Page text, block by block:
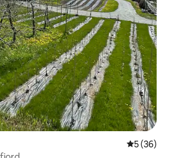
Vlerësimi
5 (36)